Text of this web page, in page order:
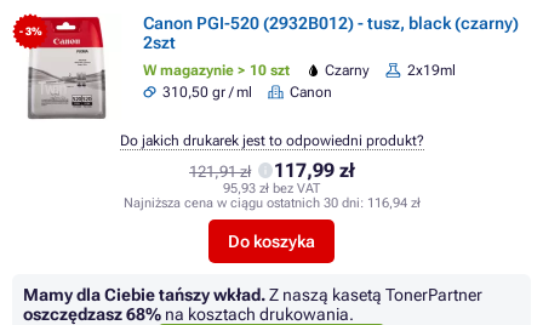
- 3%
Canon PGI-520 (2932B012) - tusz, black (czarny)
2szt
W magazynie > 10 szt Czarny
2x19ml
310,50 gr / ml
Canon
121,91 zł 117,99 zł
95,93 zł bez VAT
Najniższa cena w ciągu ostatnich 30 dni: 116,94 zł
Do koszyka
Do jakich drukarek jest to odpowiedni produkt?
Mamy dla Ciebie tańszy wkład.Z naszą kasetą TonerPartner
oszczędzasz68% na kosztach drukowania.